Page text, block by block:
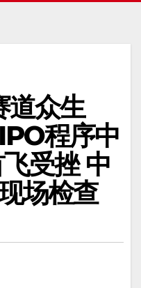
众生
程序中
受挫 中
场检查